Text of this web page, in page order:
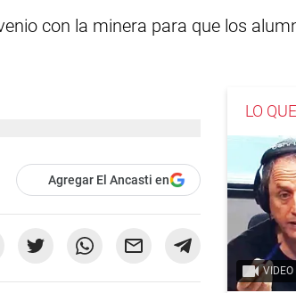
con la minera para que los
Agregar El Ancasti en
LO
VIDEO